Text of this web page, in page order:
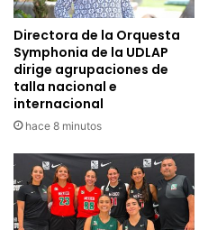
Directora de la Orquesta
Symphonia de la UDLAP
dirige agrupaciones de
talla nacional e
internacional
hace 8 minutos